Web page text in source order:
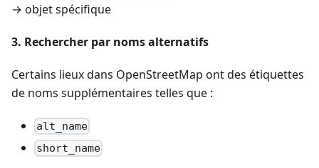
→ objet spécifique
3. Rechercher par noms alternatifs
Certains lieux dans OpenStreetMap ont des étiquettes
de noms supplémentaires telles que :
alt_name
short_name